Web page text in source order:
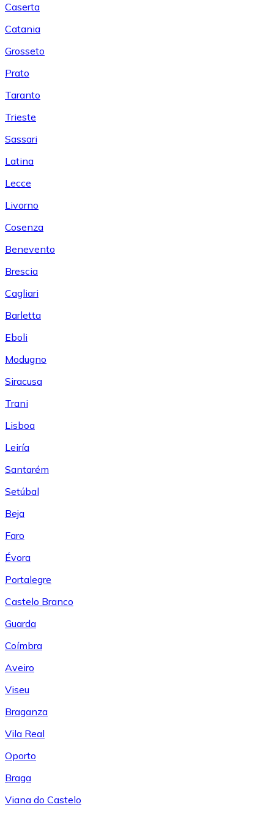
Caserta
Catania
Grosseto
Prato
Taranto
Trieste
Sassari
Latina
Lecce
Livorno
Cosenza
Benevento
Brescia
Cagliari
Barletta
Eboli
Modugno
Siracusa
Trani
Lisboa
Leiría
Santarém
Setúbal
Beja
Faro
Évora
Portalegre
Castelo Branco
Guarda
Coímbra
Aveiro
Viseu
Braganza
Vila Real
Oporto
Braga
Viana do Castelo